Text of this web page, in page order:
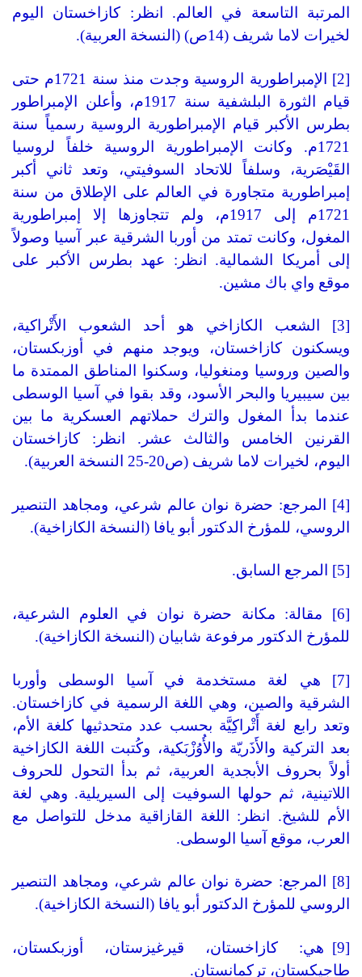
المرتبة التاسعة في العالم. انظر: كازاخستان اليوم
لخيرات لاما شريف (14ص) (النسخة العربية).
[2] الإمبراطورية الروسية وجدت منذ سنة 1721م حتى
قيام الثورة البلشفية سنة 1917م، وأعلن الإمبراطور
بطرس الأكبر قيام الإمبراطورية الروسية رسمياً سنة
1721م. وكانت الإمبراطورية الروسية خلفاً لروسيا
القَيْصَرية، وسلفاً للاتحاد السوفيتي، وتعد ثاني أكبر
إمبراطورية متجاورة في العالم على الإطلاق من سنة
1721م إلى 1917م، ولم تتجاوزها إلا إمبراطورية
المغول، وكانت تمتد من أوربا الشرقية عبر آسيا وصولاً
إلى أمريكا الشمالية. انظر: عهد بطرس الأكبر على
موقع واي باك مشين.
[3] الشعب الكازاخي هو أحد الشعوب الأَتْراكية،
ويسكنون كازاخستان، ويوجد منهم في أوزبكستان،
والصين وروسيا ومنغوليا، وسكنوا المناطق الممتدة ما
بين سيبيريا والبحر الأسود، وقد بقوا في آسيا الوسطى
عندما بدأ المغول والترك حملاتهم العسكرية ما بين
القرنين الخامس والثالث عشر. انظر: كازاخستان
اليوم، لخيرات لاما شريف (ص20-25 النسخة العربية).
[4] المرجع: حضرة نوان عالم شرعي، ومجاهد التنصير
الروسي، للمؤرخ الدكتور أبو يافا (النسخة الكازاخية).
[5] المرجع السابق.
[6] مقالة: مكانة حضرة نوان في العلوم الشرعية،
للمؤرخ الدكتور مرفوعة شابيان (النسخة الكازاخية).
[7] هي لغة مستخدمة في آسيا الوسطى وأوربا
الشرقية والصين، وهي اللغة الرسمية في كازاخستان.
وتعد رابع لغة أَتْراكِيَّة بحسب عدد متحدثيها كلغة الأم،
بعد التركية والأَذَريّة والأُوُزْبَكية، وكُتبت اللغة الكازاخية
أولاً بحروف الأبجدية العربية، ثم بدأ التحول للحروف
اللاتينية، ثم حولها السوفيت إلى السيريلية. وهي لغة
الأم للشيخ. انظر: اللغة القازاقية مدخل للتواصل مع
العرب، موقع آسيا الوسطى.
[8] المرجع: حضرة نوان عالم شرعي، ومجاهد التنصير
الروسي للمؤرخ الدكتور أبو يافا (النسخة الكازاخية).
[9] هي: كازاخستان، قيرغيزستان، أوزبكستان،
طاجيكستان، تركمانستان.